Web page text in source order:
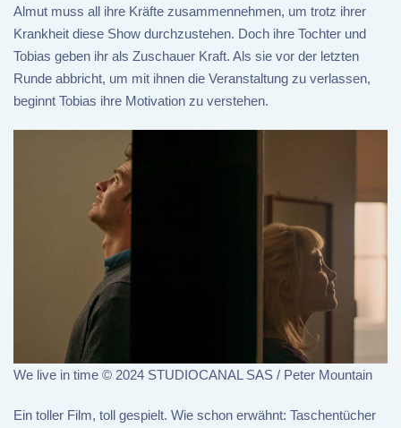
Almut muss all ihre Kräfte zusammennehmen, um trotz ihrer
Krankheit diese Show durchzustehen. Doch ihre Tochter und
Tobias geben ihr als Zuschauer Kraft. Als sie vor der letzten
Runde abbricht, um mit ihnen die Veranstaltung zu verlassen,
beginnt Tobias ihre Motivation zu verstehen.
We live in time © 2024 STUDIOCANAL SAS / Peter Mountain
Ein toller Film, toll gespielt. Wie schon erwähnt: Taschentücher